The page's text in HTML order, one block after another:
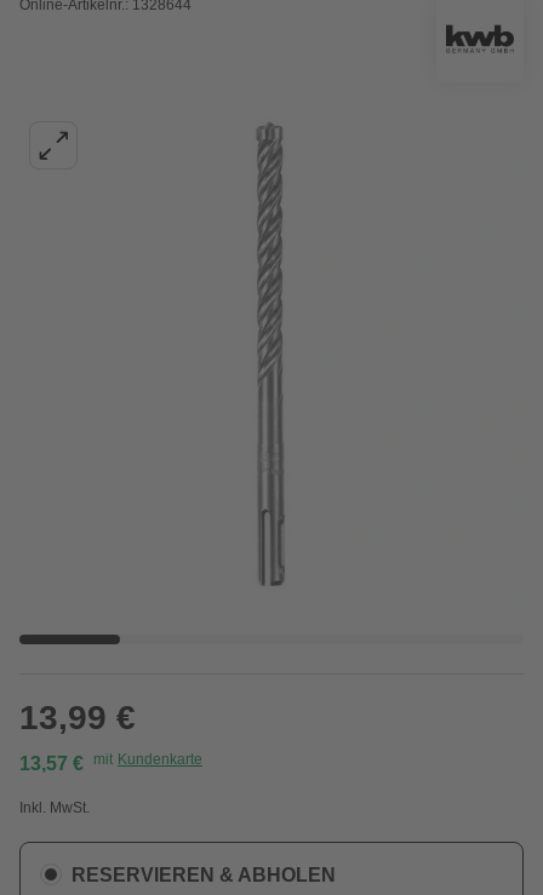
Online-Artikelnr.: 1328644
13,99 €
13,57 € mit Kundenkarte
Inkl. MwSt.
RESERVIEREN & ABHOLEN